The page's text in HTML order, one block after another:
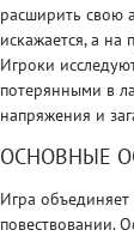
расширить свою
искажается, а
Игроки
потерянными в
напряжения и
ОСНОВНЫЕ
Игра
повествовании.